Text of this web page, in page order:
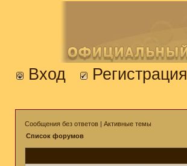
Вход Регистрация
Сообщения без ответов | Активные темы
Список форумов